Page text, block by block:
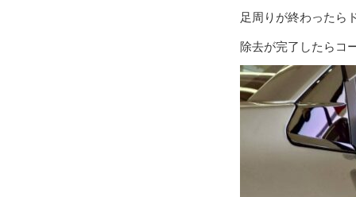
足周りが終わったら
除去が完了したらコ